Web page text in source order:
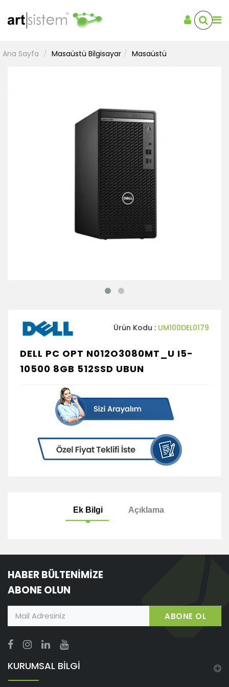
Ana Sayfa Masaüstü Bilgisayar Masaüstü
Ürün Kodu : UM100DEL0179
DELL PC OPT N012O3080MT_U I5-
10500 8GB 512SSD UBUN
Ek Bilgi
HABER BÜLTENİMİZE
ABONE OLUN
ABONE OL
KURUMSAL BİLGİ